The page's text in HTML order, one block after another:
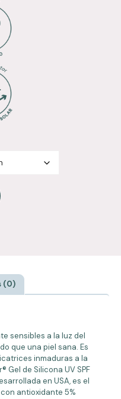
(0)
sensibles a la luz del
que una piel sana. Es
inmaduras a la
Gel de Silicona UV SPF
en USA, es el
antioxidante 5%